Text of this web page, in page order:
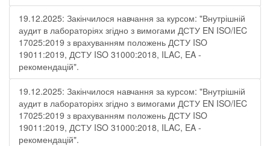
19.12.2025: Закінчилося навчання за курсом: "Внутрішній
аудит в лабораторіях згідно з вимогами ДСТУ EN ISO/IEC
17025:2019 з врахуванням положень ДСТУ ISO
19011:2019, ДСТУ ISO 31000:2018, ILAC, EA -
рекомендацій".
19.12.2025: Закінчилося навчання за курсом: "Внутрішній
аудит в лабораторіях згідно з вимогами ДСТУ EN ISO/IEC
17025:2019 з врахуванням положень ДСТУ ISO
19011:2019, ДСТУ ISO 31000:2018, ILAC, EA -
рекомендацій".